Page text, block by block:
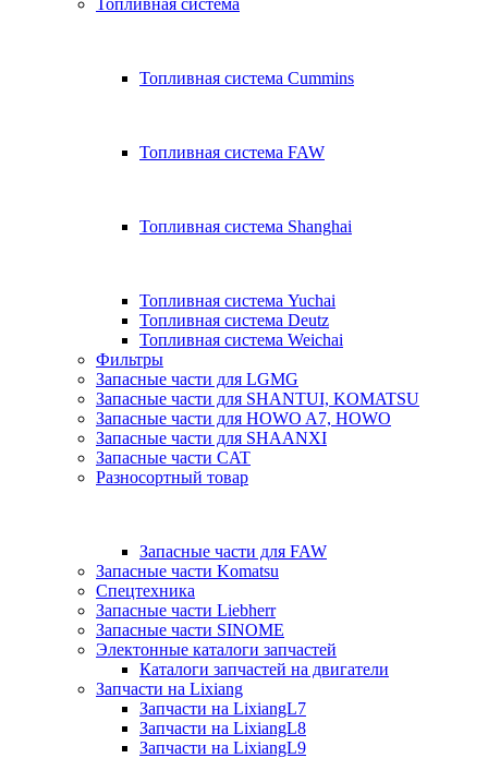
Топливная система
Топливная система Cummins
Топливная система FAW
Топливная система Shanghai
Топливная система Yuchai
Топливная система Deutz
Топливная система Weichai
Фильтры
Запасные части для LGMG
Запасные части для SHANTUI, KOMATSU
Запасные части для HOWO A7, HOWO
Запасные части для SHAANXI
Запасные части CAT
Разносортный товар
Запасные части для FAW
Запасные части Komatsu
Спецтехника
Запасные части Liebherr
Запасные части SINOME
Электонные каталоги запчастей
Каталоги запчастей на двигатели
Запчасти на Lixiang
Запчасти на LixiangL7
Запчасти на LixiangL8
Запчасти на LixiangL9